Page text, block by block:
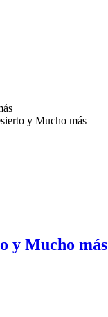
y Mucho más
y Mucho más